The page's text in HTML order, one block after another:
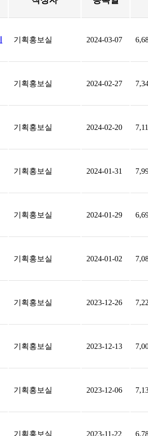
기획홍보실 2024-03-07
기획홍보실 2024-02-27
기획홍보실 2024-02-20
기획홍보실 2024-01-31
기획홍보실 2024-01-29
기획홍보실 2024-01-02
기획홍보실 2023-12-26
기획홍보실 2023-12-13
기획홍보실 2023-12-06
기획홍보실 2023-11-22